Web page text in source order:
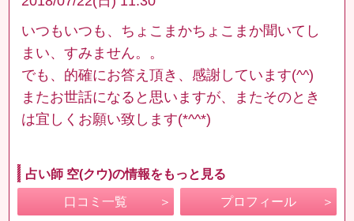
いつもいつも、ちょこまかちょこまか聞いてし
まい、すみません。。
でも、的確にお答え頂き、感謝しています(^^)
またお世話になると思いますが、またそのとき
は宜しくお願い致します(*^^*)
占い師 空(クウ)の情報をもっと見る
口コミ一覧 プロフィール